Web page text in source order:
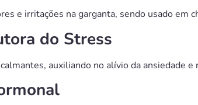
e irritações na garganta, sendo usado em
do Stress
auxiliando no alívio da ansiedade e